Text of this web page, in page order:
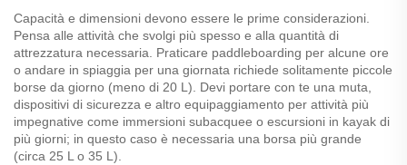
Capacità e dimensioni devono essere le prime considerazioni.
Pensa alle attività che svolgi più spesso e alla quantità di
attrezzatura necessaria. Praticare paddleboarding per alcune ore
o andare in spiaggia per una giornata richiede solitamente piccole
borse da giorno (meno di 20 L). Devi portare con te una muta,
dispositivi di sicurezza e altro equipaggiamento per attività più
impegnative come immersioni subacquee o escursioni in kayak di
più giorni; in questo caso è necessaria una borsa più grande
(circa 25 L o 35 L).